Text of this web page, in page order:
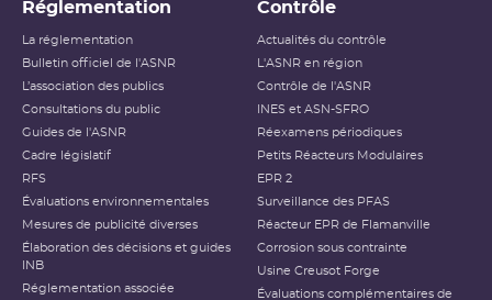
Réglementation
La réglementation
Bulletin officiel de l'ASNR
L’association des publics
Consultations du public
Guides de l'ASNR
Cadre législatif
RFS
Évaluations environnementales
Mesures de publicité diverses
Élaboration des décisions et guides
INB
Réglementation associée
Contrôle
Actualités du contrôle
L'ASNR en région
Contrôle de l'ASNR
INES et ASN-SFRO
Réexamens périodiques
Petits Réacteurs Modulaires
EPR 2
Surveillance des PFAS
Réacteur EPR de Flamanville
Corrosion sous contrainte
Usine Creusot Forge
Évaluations complémentaires de